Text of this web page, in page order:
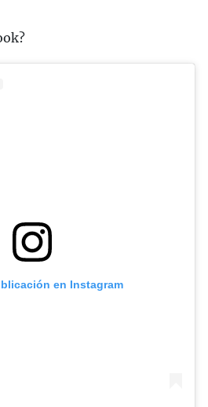
en Instagram